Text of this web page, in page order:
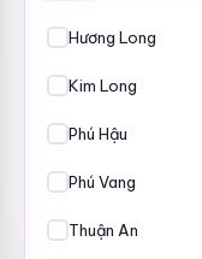
Hương Long
Kim Long
Phú Hậu
Phú Vang
Thuận An